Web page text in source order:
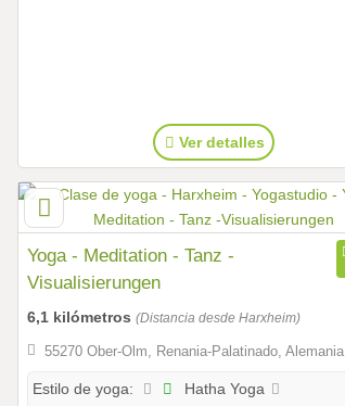
Ver detalles
Yoga - Meditation - Tanz -
Visualisierungen
6,1 kilómetros (Distancia desde Harxheim)
55270 Ober-Olm, Renania-Palatinado, Alemania
Estilo de yoga:
Hatha Yoga